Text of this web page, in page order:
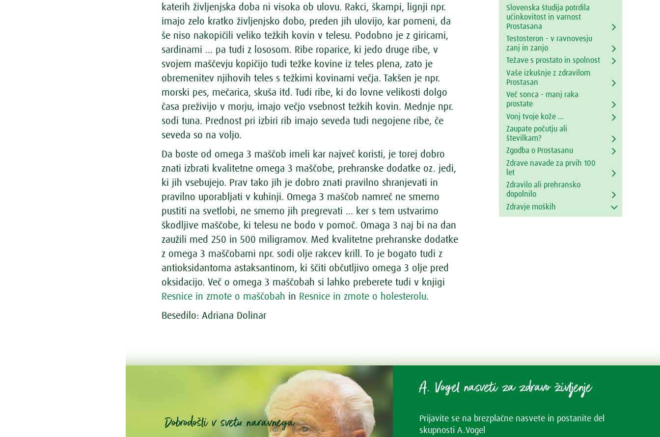
katerih življenjska doba ni visoka ob ulovu. Rakci, škampi, lignji npr.
imajo zelo kratko življenjsko dobo, preden jih ulovijo, kar pomeni, da
še niso nakopičili veliko težkih kovin v telesu. Podobno je z giricami,
sardinami … pa tudi z lososom. Ribe roparice, ki jedo druge ribe, v
svojem maščevju kopičijo tudi težke kovine iz teles plena, zato je
obremenitev njihovih teles s težkimi kovinami večja. Takšen je npr.
morski pes, mečarica, skuša itd. Tudi ribe, ki do lovne velikosti dolgo
časa preživijo v morju, imajo večjo vsebnost težkih kovin. Mednje npr.
sodi tuna. Prednost pri izbiri rib imajo seveda tudi negojene ribe, če
seveda so na voljo.
Da boste od omega 3 maščob imeli kar največ koristi, je torej dobro
znati izbrati kvalitetne omega 3 maščobe, prehranske dodatke oz. jedi,
ki jih vsebujejo. Prav tako jih je dobro znati pravilno shranjevati in
pravilno uporabljati v kuhinji. Omega 3 maščob namreč ne smemo
pustiti na svetlobi, ne smemo jih pregrevati ... ker s tem ustvarimo
škodljive maščobe, ki telesu ne bodo v pomoč. Omaga 3 naj bi na dan
zaužili med 250 in 500 miligramov. Med kvalitetne prehranske dodatke
z omega 3 maščobami npr. sodi olje rakcev krill. To je bogato tudi z
antioksidantoma astaksantinom, ki ščiti občutljivo omega 3 olje pred
oksidacijo. Več o omega 3 maščobah si lahko preberete tudi v knjigi
Resnice in zmote o maščobah in Resnice in zmote o holesterolu.
Besedilo: Adriana Dolinar
Slovenska študija potrdila
učinkovitost in varnost
Prostasana
Testosteron - v ravnovesju
zanj in zanjo
Težave s prostato in spolnost
Vaše izkušnje z zdravilom
Prostasan
Več sonca - manj raka
prostate
Vonj tvoje kože ...
Zaupate počutju ali
številkam?
Zgodba o Prostasanu
Zdrave navade za prvih 100
let
Zdravilo ali prehransko
dopolnilo
Zdravje moških
Dobrodošli v svetu naravnega
A. Vogel nasveti za zdravo življenje
Prijavite se na brezplačne nasvete in postanite del
skupnosti A.Vogel